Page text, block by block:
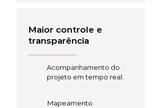
Maior controle e
transparência
Acompanhamento do
projeto em tempo real.
Mapeamento